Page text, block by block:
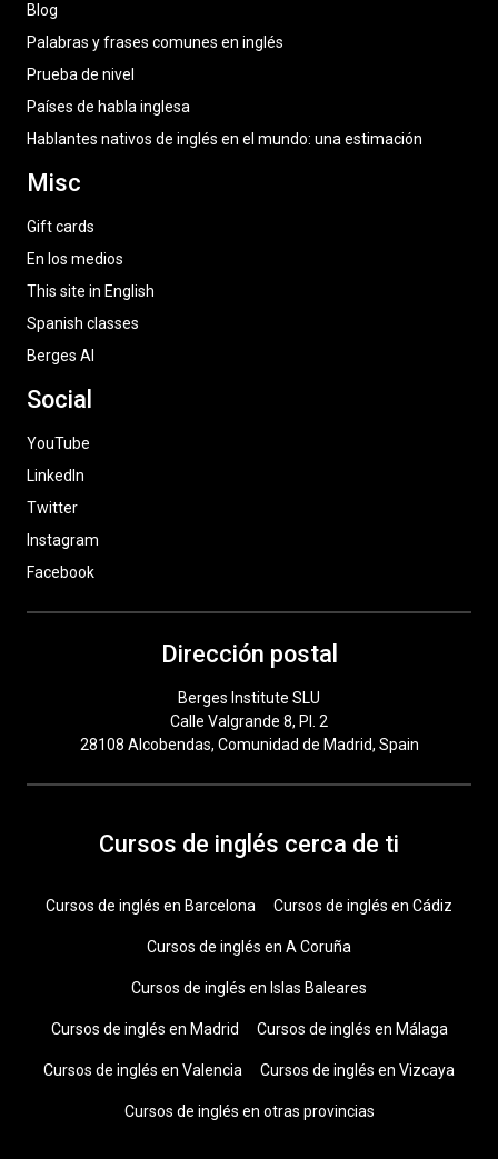
Blog
Palabras y frases comunes en inglés
Prueba de nivel
Países de habla inglesa
Hablantes nativos de inglés en el mundo: una estimación
Misc
Gift cards
En los medios
This site in English
Spanish classes
Berges AI
Social
YouTube
LinkedIn
Twitter
Instagram
Facebook
Dirección postal
Berges Institute SLU
Calle Valgrande 8, Pl. 2
28108 Alcobendas, Comunidad de Madrid, Spain
Cursos de inglés cerca de ti
Cursos de inglés en Barcelona Cursos de inglés en Cádiz
Cursos de inglés en A Coruña
Cursos de inglés en Islas Baleares
Cursos de inglés en Madrid Cursos de inglés en Málaga
Cursos de inglés en Valencia Cursos de inglés en Vizcaya
Cursos de inglés en otras provincias